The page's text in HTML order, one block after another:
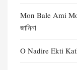
Mon Bale Ami
জানিনা
O Nadire Ekti